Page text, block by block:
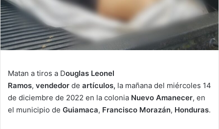
Matan a tiros a Douglas Leonel
Ramos, vendedor de artículos, la mañana del miércoles 14
de diciembre de 2022 en la colonia Nuevo Amanecer, en
el municipio de Guiamaca, Francisco Morazán, Honduras.